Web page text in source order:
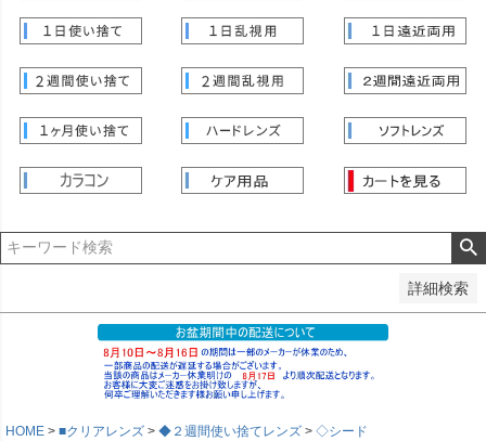
詳細検索
並び順
登録順
価格が高い順
レビュー順
キーワードヒット順
HOME ■クリアレンズ ◆２週間使い捨てレンズ
◇シード